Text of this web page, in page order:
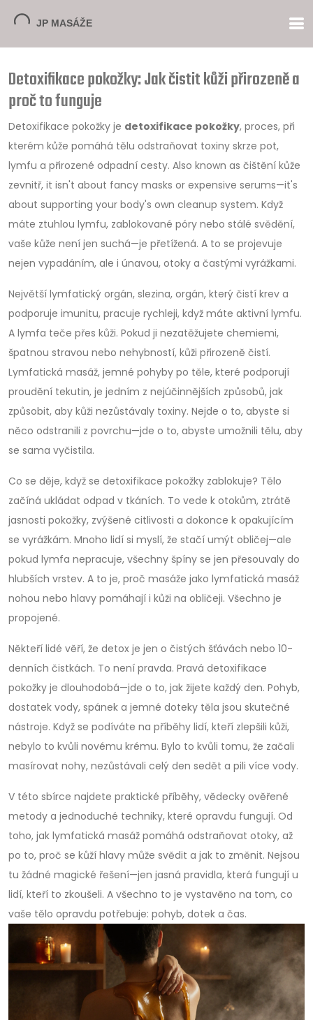
Detoxifikace pokožky: Jak čistit kůži přirozeně a
proč to funguje
Detoxifikace pokožky je detoxifikace pokožky, proces, při
kterém kůže pomáhá tělu odstraňovat toxiny skrze pot,
lymfu a přirozené odpadní cesty. Also known as čištění kůže
zevnitř, it isn't about fancy masks or expensive serums—it's
about supporting your body's own cleanup system. Když
máte ztuhlou lymfu, zablokované póry nebo stálé svědění,
vaše kůže není jen suchá—je přetížená. A to se projevuje
nejen vypadáním, ale i únavou, otoky a častými vyrážkami.
Největší lymfatický orgán, slezina, orgán, který čistí krev a
podporuje imunitu, pracuje rychleji, když máte aktivní lymfu.
A lymfa teče přes kůži. Pokud ji nezatěžujete chemiemi,
špatnou stravou nebo nehybností, kůži přirozeně čistí.
Lymfatická masáž, jemné pohyby po těle, které podporují
proudění tekutin, je jedním z nejúčinnějších způsobů, jak
způsobit, aby kůži nezůstávaly toxiny. Nejde o to, abyste si
něco odstranili z povrchu—jde o to, abyste umožnili tělu, aby
se sama vyčistila.
Co se děje, když se detoxifikace pokožky zablokuje? Tělo
začíná ukládat odpad v tkáních. To vede k otokům, ztrátě
jasnosti pokožky, zvýšené citlivosti a dokonce k opakujícím
se vyrážkám. Mnoho lidí si myslí, že stačí umýt obličej—ale
pokud lymfa nepracuje, všechny špíny se jen přesouvaly do
hlubších vrstev. A to je, proč masáže jako lymfatická masáž
nohou nebo hlavy pomáhají i kůži na obličeji. Všechno je
propojené.
Někteří lidé věří, že detox je jen o čistých šťávách nebo 10-
denních čistkách. To není pravda. Pravá detoxifikace
pokožky je dlouhodobá—jde o to, jak žijete každý den. Pohyb,
dostatek vody, spánek a jemné doteky těla jsou skutečné
nástroje. Když se podíváte na příběhy lidí, kteří zlepšili kůži,
nebylo to kvůli novému krému. Bylo to kvůli tomu, že začali
masírovat nohy, nezůstávali celý den sedět a pili více vody.
V této sbírce najdete praktické příběhy, vědecky ověřené
metody a jednoduché techniky, které opravdu fungují. Od
toho, jak lymfatická masáž pomáhá odstraňovat otoky, až
po to, proč se kůží hlavy může svědit a jak to změnit. Nejsou
tu žádné magické řešení—jen jasná pravidla, která fungují u
lidí, kteří to zkoušeli. A všechno to je vystavěno na tom, co
vaše tělo opravdu potřebuje: pohyb, dotek a čas.